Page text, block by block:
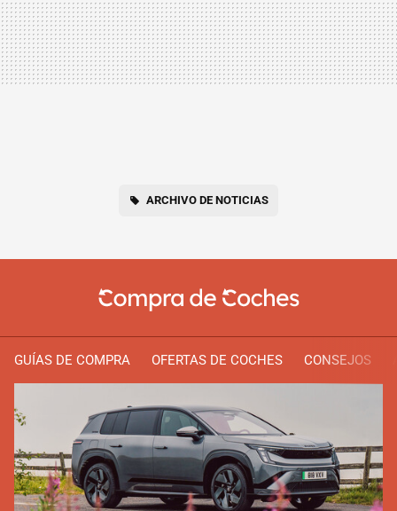
ARCHIVO DE NOTICIAS
GUÍAS DE COMPRA OFERTAS DE COCHES CONSEJOS